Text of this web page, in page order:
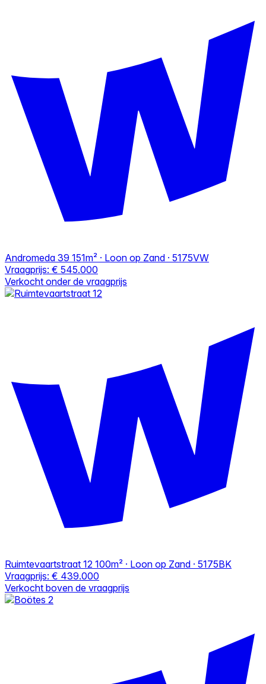
Andromeda 39 151m² · Loon op Zand · 5175VW
Vraagprijs: € 545.000
Verkocht onder de vraagprijs
Ruimtevaartstraat 12 100m² · Loon op Zand · 5175BK
Vraagprijs: € 439.000
Verkocht boven de vraagprijs